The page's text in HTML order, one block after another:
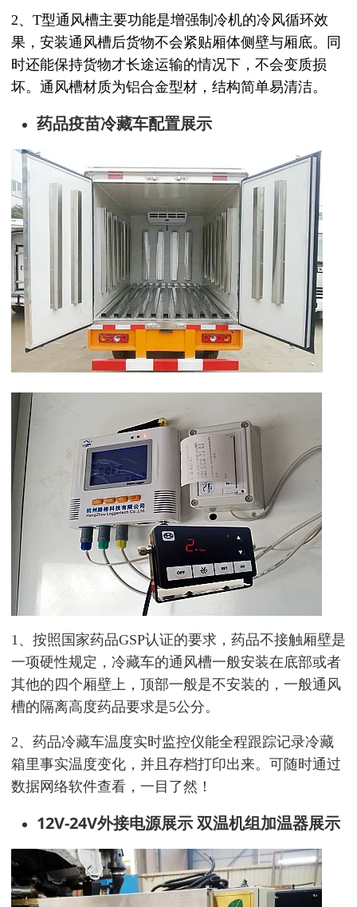
2、T型通风槽主要功能是增强制冷机的冷风循环效
果，安装通风槽后货物不会紧贴厢体侧壁与厢底。同
时还能保持货物才长途运输的情况下，不会变质损
坏。通风槽材质为铝合金型材，结构简单易清洁。
药品疫苗冷藏车配置展示
1、 按照国家药品GSP认证的要求，药品不接触厢壁是
一项硬性规定， 冷藏车的通风槽一般安装在底部或者
其他的四个厢壁上，顶部一般是不安装的， 一般通风
槽的隔离高度药品要求是5公分。
2、药品冷藏车温度实时监控仪能全程跟踪记录冷藏
箱里事实温度变化， 并且存档打印出来。可随时通过
数据网络软件查看，一目了然！
12V-24V外接电源展示 双温机组加温器展示